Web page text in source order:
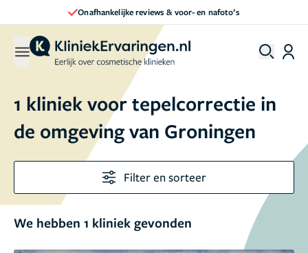
Onafhankelijke reviews & voor- en nafoto’s
1 kliniek voor tepelcorrectie in
de omgeving van Groningen
Filter en sorteer
We hebben 1 kliniek gevonden